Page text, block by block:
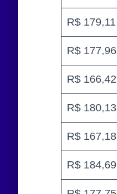
R$ 179,11
R$ 177,96
R$ 166,42
R$ 180,13
R$ 167,18
R$ 184,69